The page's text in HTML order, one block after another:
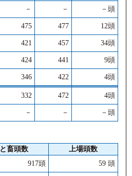
－ － －頭
475 477 12頭
421 457 34頭
424 441 9頭
346 422 4頭
332 472 4頭
－ － －頭
と畜頭数
上場頭数
917頭 59 頭